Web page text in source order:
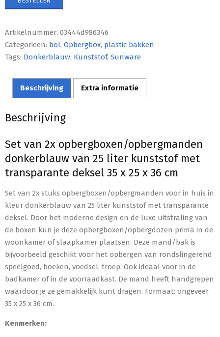
Artikelnummer: 03444d986346
Categorieën: bol, Opbergbox, plastic bakken
Tags: Donkerblauw, Kunststof, Sunware
Beschrijving Extra informatie
Beschrijving
Set van 2x opbergboxen/opbergmanden
donkerblauw van 25 liter kunststof met
transparante deksel 35 x 25 x 36 cm
Set van 2x stuks opbergboxen/opbergmanden voor in huis in
kleur donkerblauw van 25 liter kunststof met transparante
deksel. Door het moderne design en de luxe uitstraling van
de boxen kun je deze opbergboxen/opbergdozen prima in de
woonkamer of slaapkamer plaatsen. Deze mand/bak is
bijvoorbeeld geschikt voor het opbergen van rondslingerend
speelgoed, boeken, voedsel, troep. Ook ideaal voor in de
badkamer of in de voorraadkast. De mand heeft handgrepen
waardoor je ze gemakkelijk kunt dragen. Formaat: ongeveer
35 x 25 x 36 cm.
Kenmerken: